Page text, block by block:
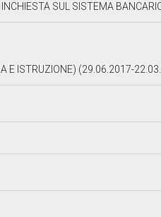
SUL SISTEMA
E ISTRUZIONE) (29.06.2017-